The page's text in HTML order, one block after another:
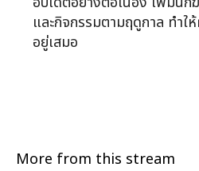
และกิจกรรมตามฤดูกาล ทำใ
อยู่เสมอ
More from this stream